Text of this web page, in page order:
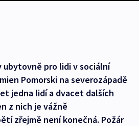
ubytovně pro lidi v sociální
Pomorski na severozápadě
jedna lidí a dvacet dalších
z nich je vážně
zřejmě není konečná. Požár